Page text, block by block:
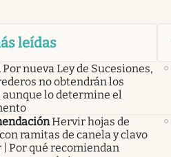
leídas
Por nueva Ley de Sucesiones,
no obtendrán los
aunque lo determine el
Hervir hojas de
ramitas de canela y clavo
| Por qué recomiendan